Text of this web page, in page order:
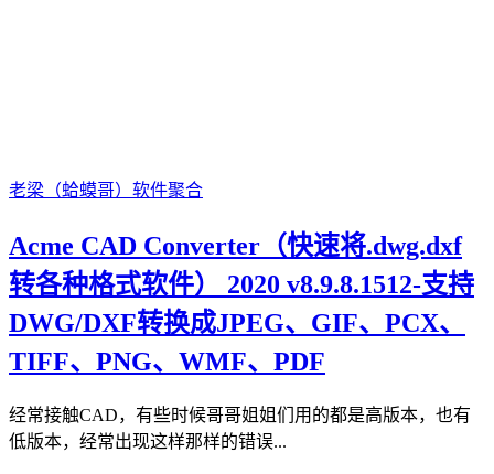
老梁（蛤蟆哥） 软件聚合
Acme CAD Converter（快速将.dwg.dxf
转各种格式软件） 2020 v8.9.8.1512-支持
DWG/DXF转换成JPEG、GIF、PCX、
TIFF、PNG、WMF、PDF
经常接触CAD，有些时候哥哥姐姐们用的都是高版本，也有
低版本，经常出现这样那样的错误...